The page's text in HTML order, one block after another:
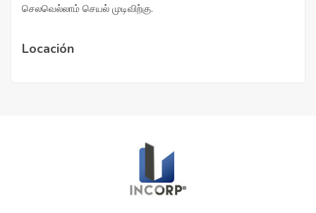
செலவெல்லாம் செயல் முடிவிற்கு.
Locación